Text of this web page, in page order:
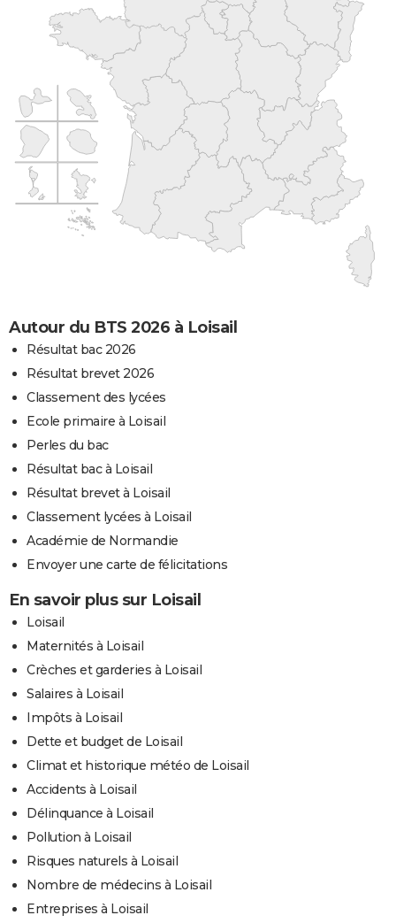
Autour du BTS 2026 à Loisail
Résultat bac 2026
Résultat brevet 2026
Classement des lycées
Ecole primaire à Loisail
Perles du bac
Résultat bac à Loisail
Résultat brevet à Loisail
Classement lycées à Loisail
Académie de Normandie
Envoyer une carte de félicitations
En savoir plus sur Loisail
Loisail
Maternités à Loisail
Crèches et garderies à Loisail
Salaires à Loisail
Impôts à Loisail
Dette et budget de Loisail
Climat et historique météo de Loisail
Accidents à Loisail
Délinquance à Loisail
Pollution à Loisail
Risques naturels à Loisail
Nombre de médecins à Loisail
Entreprises à Loisail